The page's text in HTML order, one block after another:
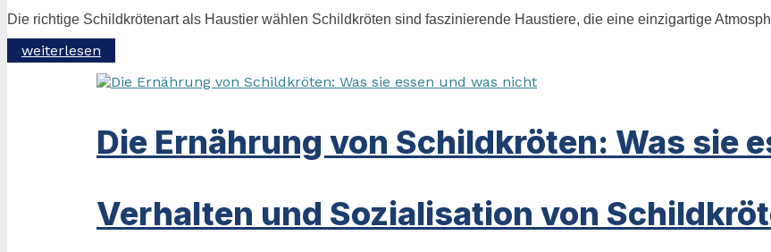
Die richtige Schildkrötenart als Haustier wählen Schildkröten sind faszinierende Haustiere, die eine einzigartige
weiterlesen
Die Ernährung von Schildkröten: Was sie
Verhalten und Sozialisation von